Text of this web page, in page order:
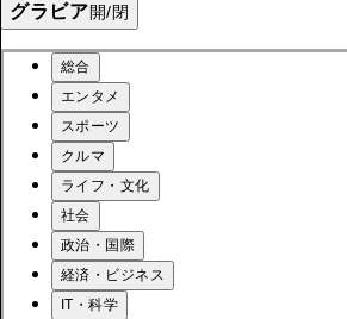
グラビア開/閉
総合
エンタメ
スポーツ
クルマ
ライフ・文化
社会
政治・国際
経済・ビジネス
IT・科学